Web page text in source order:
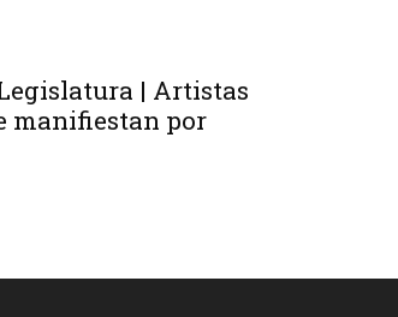
| Artistas
manifiestan por